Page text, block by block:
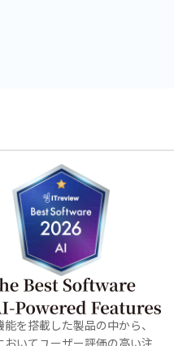
能を搭載した製品の中から、
おいてユーザー評価の高い注